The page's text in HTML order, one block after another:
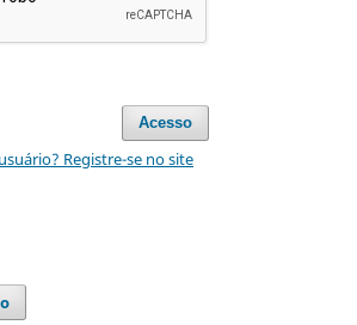
Acesso
Registre-se no site